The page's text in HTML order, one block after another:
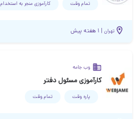
تمام وقت کارآموزی منجر ‌به استخدام
تهران | ۱ هفته پیش
وب جامه
کارآموزی مسئول دفتر
پاره وقت تمام وقت